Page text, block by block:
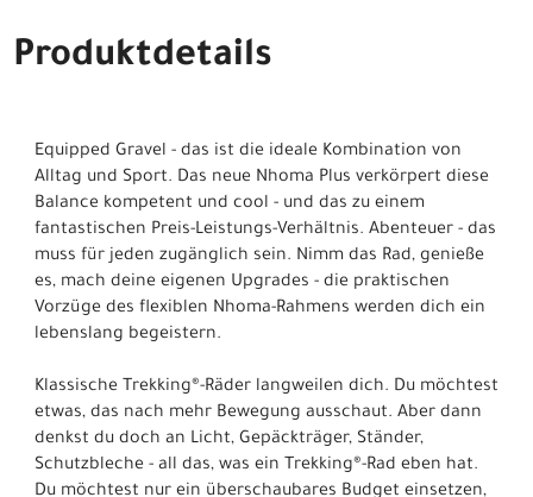
Produktdetails
Equipped Gravel - das ist die ideale Kombination von
Alltag und Sport. Das neue Nhoma Plus verkörpert diese
Balance kompetent und cool - und das zu einem
fantastischen Preis-Leistungs-Verhältnis. Abenteuer - das
muss für jeden zugänglich sein. Nimm das Rad, genieße
es, mach deine eigenen Upgrades - die praktischen
Vorzüge des flexiblen Nhoma-Rahmens werden dich ein
lebenslang begeistern.
Klassische Trekking®-Räder langweilen dich. Du möchtest
etwas, das nach mehr Bewegung ausschaut. Aber dann
denkst du doch an Licht, Gepäckträger, Ständer,
Schutzbleche - all das, was ein Trekking®-Rad eben hat.
Du möchtest nur ein überschaubares Budget einsetzen,